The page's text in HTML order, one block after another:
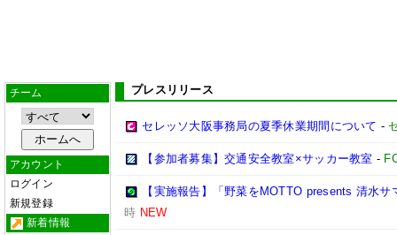
チーム
アカウント
ログイン
新規登録
新着情報
プレスリリース
セレッソ大阪事務局の夏季休業期間について -
【参加者募集】交通安全教室×サッカー教室 -
【実施報告】「野菜をMOTTO presents 清水
時 NEW